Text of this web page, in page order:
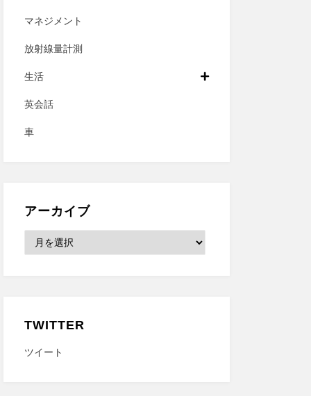
マネジメント
放射線量計測
生活
英会話
車
アーカイブ
ー
TWITTER
ツイート